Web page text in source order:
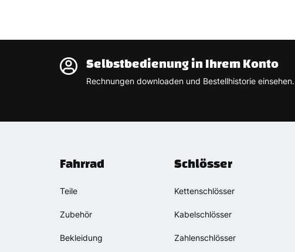
Selbstbedienung in Ihrem Konto
Rechnungen downloaden und Bestellhistorie einsehen.
Fahrrad
Teile
Zubehör
Bekleidung
Schlösser
Kettenschlösser
Kabelschlösser
Zahlenschlösser